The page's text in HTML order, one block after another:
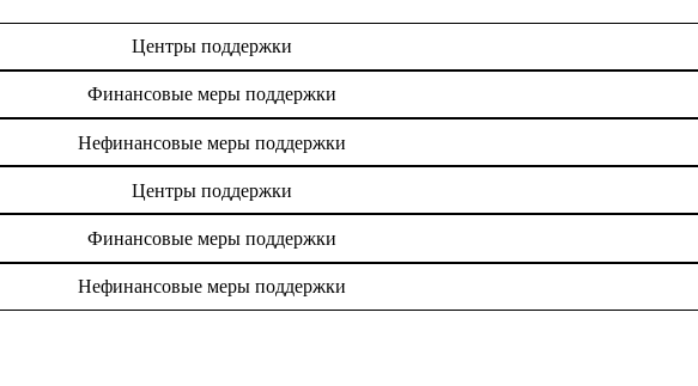
Центры поддержки
Финансовые меры поддержки
Нефинансовые меры поддержки
Центры поддержки
Финансовые меры поддержки
Нефинансовые меры поддержки